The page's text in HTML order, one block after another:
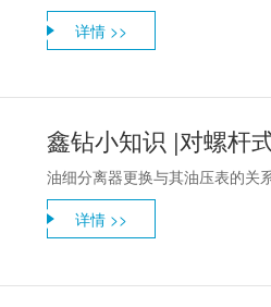
详情 >>
鑫钻小知识 |对螺杆
油细分离器更换与其油压表的关
详情 >>